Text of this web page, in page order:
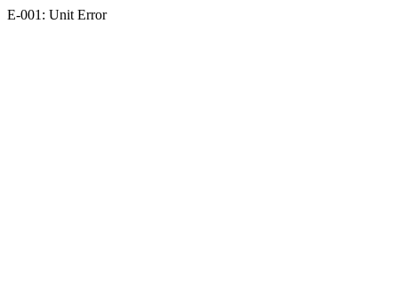
E-001: Unit Error